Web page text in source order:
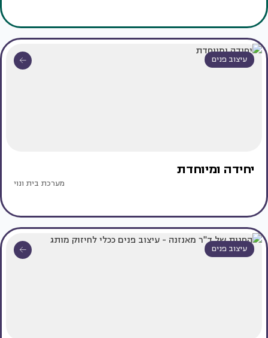
עיצוב פנים
יחידה ומיוחדת
מערכת בית ונוי
עיצוב פנים